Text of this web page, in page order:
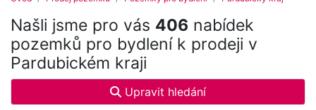
Našli jsme pro vás 406 nabídek
pozemků pro bydlení k prodeji v
Pardubickém kraji
Upravit hledání